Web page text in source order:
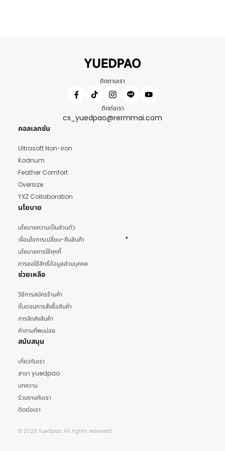
ติดตามเรา
ติดต่อเรา
cs_yuedpao@rermmai.com
คอลเลกชัน
Ultrasoft Non-iron
Kodnum
Feather Comfort
Oversize
YXZ Collaboration
นโยบาย
นโยบายความเป็นส่วนตัว
เงื่อนไขการเปลี่ยน-คืนสินค้า
นโยบายการใช้คุกกี้
การขอใช้สิทธิ์ข้อมูลส่วนบุคคล
ช่วยเหลือ
วิธีการสมัครร้านค้า
ขั้นตอนการสั่งซื้อสินค้า
การจัดส่งสินค้า
คำถามที่พบบ่อย
สนับสนุน
เกี่ยวกับเรา
สาขา yuedpao
บทความ
ร่วมงานกับเรา
ติดต่อเรา
© 2025 Yuedpao. All rights reserved.